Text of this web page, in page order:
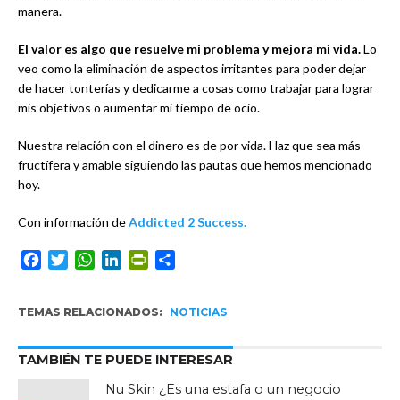
manera.
El valor es algo que resuelve mi problema y mejora mi vida.Lo
veo como la eliminación de aspectos irritantes para poder dejar
de hacer tonterías y dedicarme a cosas como trabajar para lograr
mis objetivos o aumentar mi tiempo de ocio.
Nuestra relación con el dinero es de por vida. Haz que sea más
fructífera y amable siguiendo las pautas que hemos mencionado
hoy.
Con información deAddicted 2 Success.
Facebook
TwitterWhatsApp
LinkedInPrintFriendly
TEMAS RELACIONADOS: NOTICIAS
TAMBIÉN TE PUEDE INTERESAR
Nu Skin ¿Es una estafa o un negocio